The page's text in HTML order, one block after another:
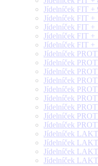
Jídelníček FIT +
Jídelníček FIT +
Jídelníček FIT +
Jídelníček FIT +
Jídelníček FIT +
Jídelníček
Jídelníček
Jídelníček
Jídelníček
Jídelníček
Jídelníček
Jídelníček
Jídelníček
Jídelníček
Jídelníček
Jídelníček
Jídelníček
Jídelníček